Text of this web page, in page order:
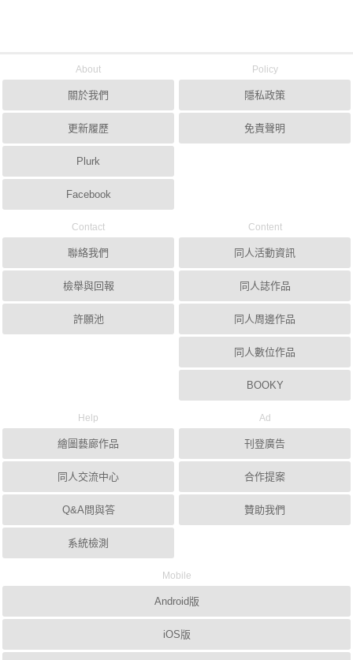
About
關於我們
更新履歷
Plurk
Facebook
Policy
隱私政策
免責聲明
Contact
聯絡我們
檢舉與回報
許願池
Content
同人活動資訊
同人誌作品
同人周邊作品
同人數位作品
BOOKY
Help
繪圖藝廊作品
同人交流中心
Q&A問與答
系統檢測
Ad
刊登廣告
合作提案
贊助我們
Mobile
Android版
iOS版